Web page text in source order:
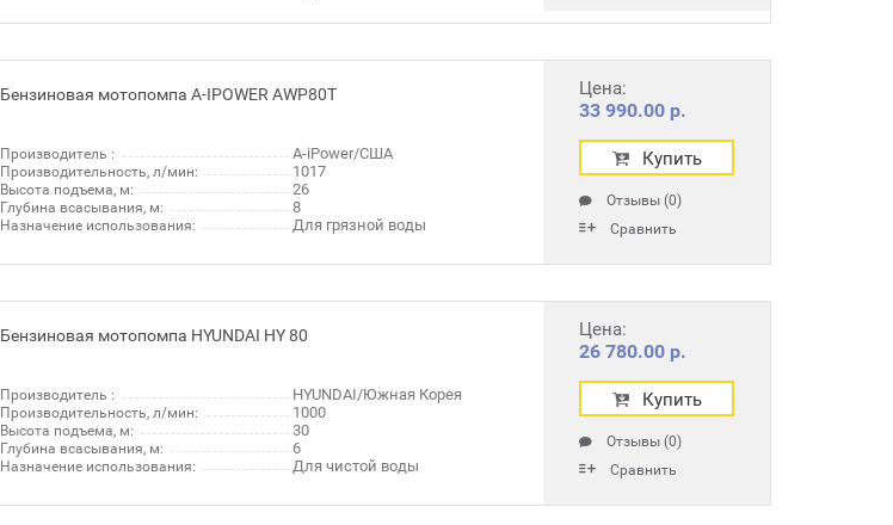
Бензиновая мотопомпа A-IPOWER AWP80Т
Производитель : A-iPower/США
Производительность, л/мин: 1017
Высота подъема, м: 26
Глубина всасывания, м: 8
Назначение использования: Для грязной воды
Цена:
33 990.00 р.
Купить
Отзывы (0)
Сравнить
Бензиновая мотопомпа HYUNDAI HY 80
Производитель : HYUNDAI/Южная Корея
Производительность, л/мин: 1000
Высота подъема, м: 30
Глубина всасывания, м: 6
Назначение использования: Для чистой воды
Цена:
26 780.00 р.
Купить
Отзывы (0)
Сравнить